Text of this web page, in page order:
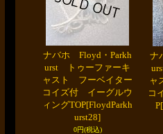
ナバホ Floyd・Parkh
urst トゥーファーキ
ャスト フーベイター
コイズ付 イーグルウ
ィングTOP[FloydParkh
urst28]
0円(税込)
ナ
ャ
コ
P